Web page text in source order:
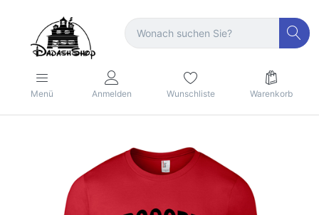
Menü Anmelden Wunschliste Warenkorb